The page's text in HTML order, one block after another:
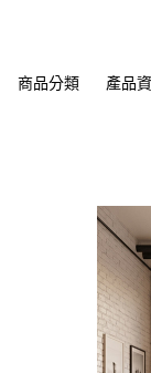
商品分類 產品